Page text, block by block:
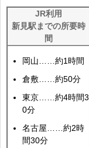
JR利用
新見駅までの所要時
間
岡山……約1時間
倉敷……約50分
東京……約4時間3
0分
名古屋……約2時
間30分